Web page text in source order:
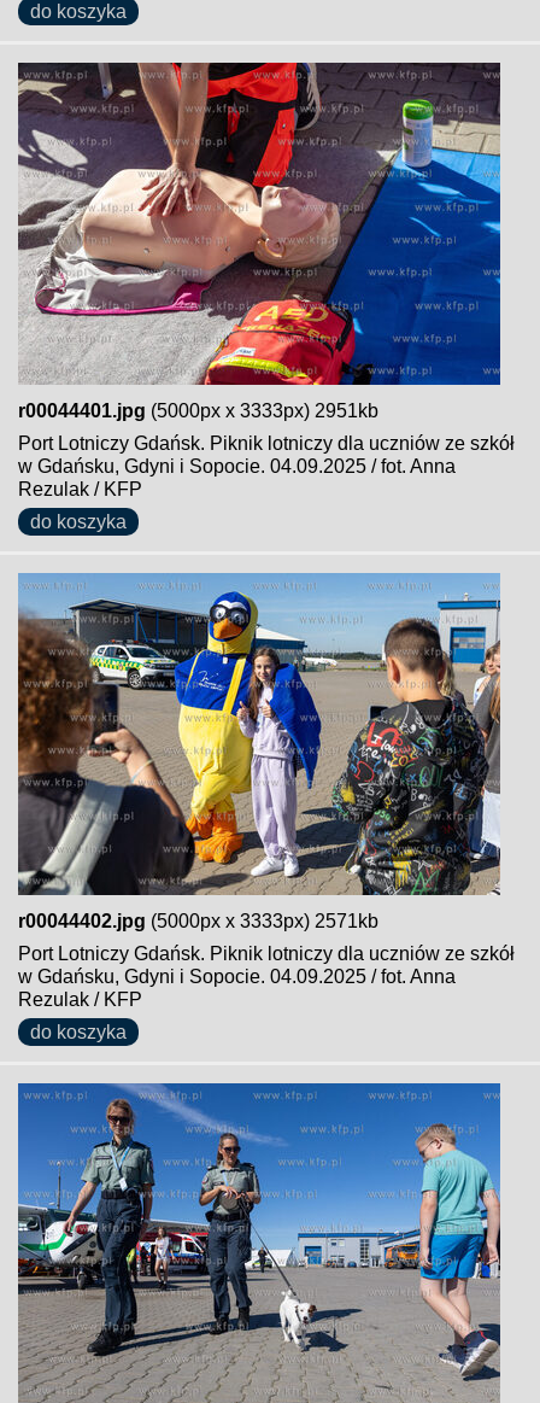
do koszyka
r00044401.jpg (5000px x 3333px) 2951kb
Port Lotniczy Gdańsk. Piknik lotniczy dla uczniów ze szkół
w Gdańsku, Gdyni i Sopocie. 04.09.2025 / fot. Anna
Rezulak / KFP
do koszyka
r00044402.jpg (5000px x 3333px) 2571kb
Port Lotniczy Gdańsk. Piknik lotniczy dla uczniów ze szkół
w Gdańsku, Gdyni i Sopocie. 04.09.2025 / fot. Anna
Rezulak / KFP
do koszyka